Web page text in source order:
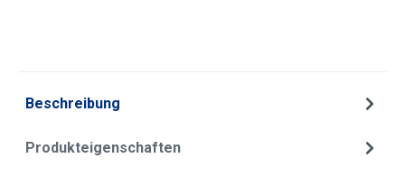
Beschreibung
Produkteigenschaften